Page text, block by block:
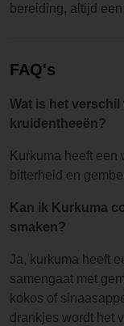
bereiding, altijd
FAQ's
Wat is het
kruidentheeën?
Kurkuma heeft een
bitterheid en
Kan ik Kurkuma
smaken?
Ja, kurkuma heeft
samengaat met
kokos of
drankjes wordt het